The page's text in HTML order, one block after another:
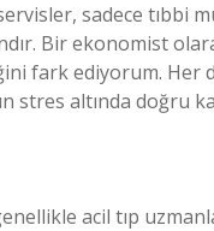
sadece tıbbi
Bir ekonomist
fark ediyorum. Her
stres altında doğru
acil tıp